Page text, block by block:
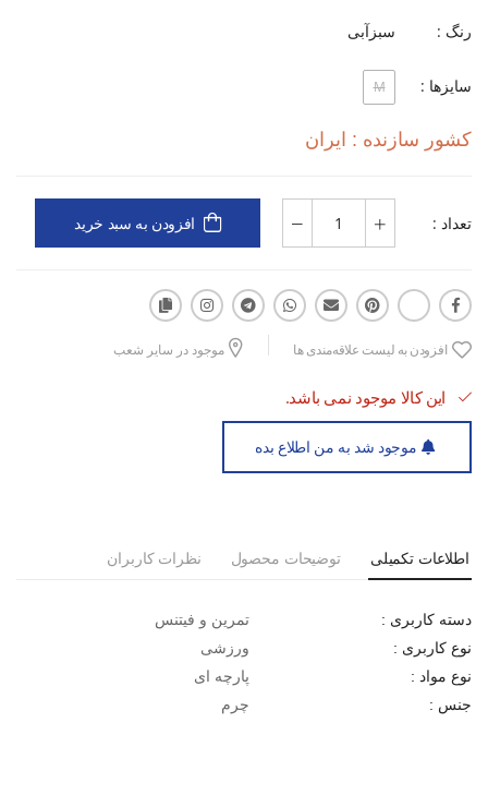
ویژگی‌ها:
ساختار چرمی لوکس: مقاوم، بادوام و دارای ظاهری کلاسیک
محفظه اصلی جادار برای لباس و لوازم ورزشی
بخش جداگانه ضد بو برای کفش یا لباس های استفاده شده
سیستم حمل چندگانه:
بند شانه‌ای قابل تنظیم و نرم
مقاومت بالا: ضد خش و مقاوم در برابر سایش روزانه
رنگ : سبزآبی
سایزها : M
کشور سازنده : ایران
تعداد : افزودن به سبد خرید
افزودن به لیست علاقه‌مندی ها موجود در سایر شعب
این کالا موجود نمی باشد.
موجود شد به من اطلاع بده
اطلاعات تکمیلی توضیحات محصول نظرات کاربران
دسته کاربری : تمرین و فیتنس
نوع کاربری : ورزشی
نوع مواد : پارچه ای
جنس : چرم